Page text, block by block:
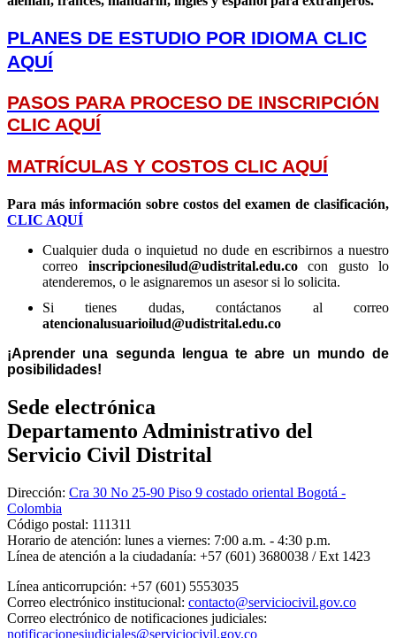
PLANES DE ESTUDIO POR IDIOMA CLIC
AQUÍ
PASOS PARA PROCESO DE INSCRIPCIÓN
CLIC AQUÍ
MATRÍCULAS Y COSTOS CLIC AQUÍ
Para más información sobre costos del examen de clasificación,
CLIC AQUÍ
Cualquier duda o inquietud no dude en escribirnos a nuestro
correo inscripcionesilud@udistrital.edu.cocon gusto lo
atenderemos, o le asignaremos un asesor si lo solicita.
Si tienes dudas, contáctanos al correo
atencionalusuarioilud@udistrital.edu.co
¡Aprender una segunda lengua te abre un mundo de
posibilidades!
Sede electrónica
Departamento Administrativo del
Servicio Civil Distrital
Dirección: Cra 30 No 25-90 Piso 9 costado oriental Bogotá -
Colombia
Código postal: 111311
Horario de atención: lunes a viernes: 7:00 a.m. - 4:30 p.m.
Línea de atención a la ciudadanía: +57 (601) 3680038 / Ext 1423
Línea anticorrupción: +57 (601) 5553035
Correo electrónico institucional: contacto@serviciocivil.gov.co
Correo electrónico de notificaciones judiciales:
notificacionesjudiciales@serviciocivil.gov.co